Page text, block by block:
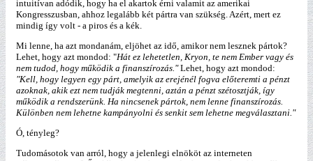
intuitívan adódik, hogy ha el akartok érni valamit az amerikai
Kongresszusban, ahhoz legalább két pártra van szükség. Azért, mert ez
mindig így volt - a piros és a kék.
Mi lenne, ha azt mondanám, eljöhet az idő, amikor nem lesznek pártok?
Lehet, hogy azt mondod: "Hát ez lehetetlen, Kryon, te nem Ember vagy és
nem tudod, hogy működik a finanszírozás."Lehet, hogy azt mondod:
"Kell, hogy legyen egy párt, amelyik az erejénél fogva előteremti a pénzt
azoknak, akik ezt nem tudják megtenni, aztán a pénzt szétosztják, így
működik a rendszerünk. Ha nincsenek pártok, nem lenne finanszírozás.
Különben nem lehetne kampányolni és senkit sem lehetne megválasztani."
Ó, tényleg?
Tudomásotok van arról, hogy a jelenlegi elnököt az interneten